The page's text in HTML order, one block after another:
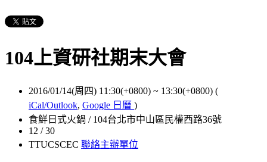
104上資研社期末大會
2016/01/14(周四) 11:30(+0800) ~ 13:30(+0800) (
iCal/Outlook, Google 日曆 )
食鮮日式火鍋 / 104台北市中山區民權西路36號
12 / 30
TTUCSCEC 聯絡主辦單位